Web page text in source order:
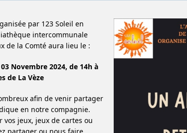
par 123 Soleil en
intercommunale
de la Comté aura lieu le :
Novembre 2024, de 14h à
de La Vèze
afin de venir partager
en notre compagnie.
vos jeux, jeux de cartes ou